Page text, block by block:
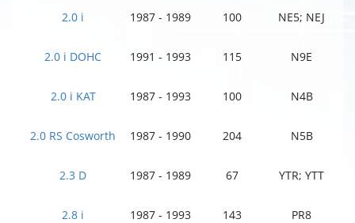
2.0 i 1987 - 1989 100 NE5; NEJ
2.0 i DOHC 1991 - 1993 115 N9E
2.0 i KAT 1987 - 1993 100 N4B
2.0 RS Cosworth 1987 - 1990 204 N5B
2.3 D 1987 - 1989 67 YTR; YTT
2.8 i 1987 - 1993 143 PR8